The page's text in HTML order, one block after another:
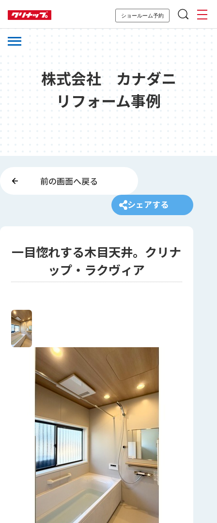
ショールーム予約
株式会社 カナダニ
リフォーム事例
前の画面へ戻る
シェアする
一目惚れする木目天井。クリナ
ップ・ラクヴィア